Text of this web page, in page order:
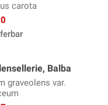
carota
Balba
graveolens var.